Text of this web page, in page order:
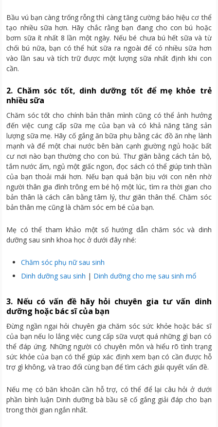
Bầu vú bạn càng trống rỗng thì càng tăng cường báo hiệu cơ thể
tạo nhiều sữa hơn. Hãy chắc rằng bạn đang cho con bú hoặc
bơm sữa ít nhất 8 lần một ngày. Nếu bé chưa bú hết sữa và từ
chối bú nữa, bạn có thể hút sữa ra ngoài để có nhiều sữa hơn
vào lần sau và tích trữ được một lượng sữa nhất định khi con
cần.
2. Chăm sóc tốt, dinh dưỡng tốt để mẹ khỏe trẻ
nhiều sữa
Chăm sóc tốt cho chính bản thân mình cũng có thể ảnh hưởng
đến việc cung cấp sữa mẹ của bạn và có khả năng tăng sản
lượng sữa mẹ. Hãy cố gắng ăn bữa phụ bằng các đồ ăn nhẹ lành
mạnh và để một chai nước bên bàn cạnh giường ngủ hoặc bất
cư nơi nào bạn thường cho con bú. Thư giãn bằng cách tản bộ,
tắm nước ấm, ngủ một giấc ngon, đọc sách có thể giúp tinh thần
của bạn thoải mái hơn. Nếu bạn quá bận bịu với con nên nhờ
người thân gia đình trông em bé hộ một lúc, tìm ra thời gian cho
bản thân là cách cân bằng tâm lý, thư giãn thân thể. Chăm sóc
bản thân mẹ cũng là chăm sóc em bé của bạn.
Mẹ có thể tham khảo một số hướng dẫn chăm sóc và dinh
dưỡng sau sinh khoa học ở dưới đây nhé:
Chăm sóc phụ nữ sau sinh
Dinh dưỡng sau sinh | Dinh dưỡng cho mẹ sau sinh mổ
3. Nếu có vấn đề hãy hỏi chuyên gia tư vấn dinh
dưỡng hoặc bác sĩ của bạn
Đừng ngần ngại hỏi chuyên gia chăm sóc sức khỏe hoặc bác sĩ
của bạn nếu lo lắng việc cung cấp sữa vượt quá những gì bạn có
thể đáp ứng. Những người có chuyên môn và hiểu rõ tình trạng
sức khỏe của bạn có thể giúp xác định xem bạn có cần được hỗ
trợ gì không, và trao đổi cùng bạn để tìm cách giải quyết vấn đề.
Nếu mẹ có băn khoăn cần hỗ trợ, có thể để lại câu hỏi ở dưới
phần bình luận Dinh dưỡng bà bầu sẽ cố gắng giải đáp cho bạn
trong thời gian ngắn nhất.